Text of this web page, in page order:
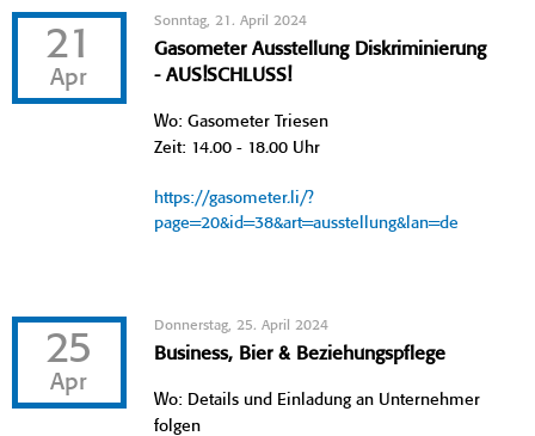
21
Apr
Sonntag, 21. April 2024
Gasometer Ausstellung Diskriminierung
- AUS!SCHLUSS!
Wo: Gasometer Triesen
Zeit: 14.00 - 18.00 Uhr
https://gasometer.li/?
page=20&id=38&art=ausstellung&lan=de
25
Apr
Donnerstag, 25. April 2024
Business, Bier & Beziehungspflege
Wo: Details und Einladung an Unternehmer
folgen